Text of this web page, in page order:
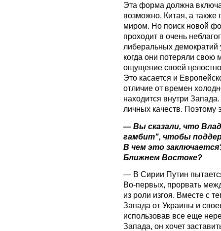
Эта форма должна
возможно, Китая, а также
миром. Но поиск новой
проходит в очень
либеральных демократий
когда они потеряли свою
ощущение своей
Это касается и
отличие от времен
находится внутри
личных качеств. Поэтому
— Вы сказали, что
гамбит", чтобы
В чем это
Ближнем Востоке?
— В Сирии Путин
Во-первых, прорвать
из роли изгоя. Вместе с
Запада от Украины и
использовав все еще
Запада, он хочет